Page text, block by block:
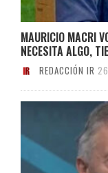
MAURICIO MACRI
NECESITA ALGO,
REDACCIÓN IR